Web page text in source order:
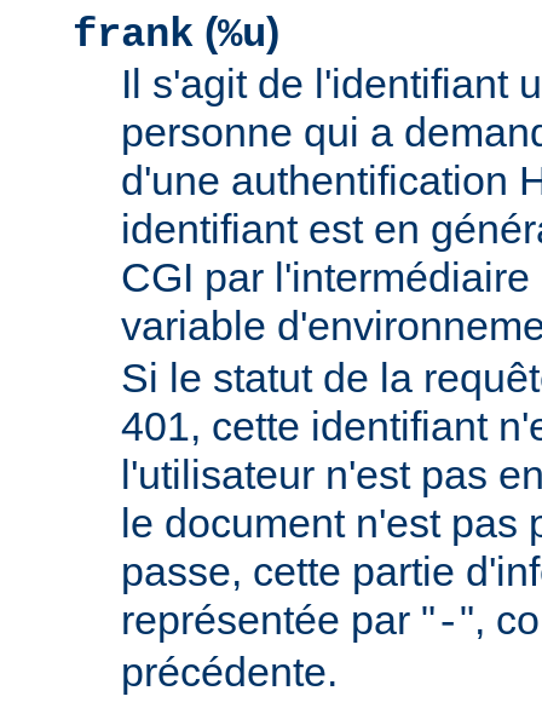
frank (%u)
Il s'agit de l'identifiant
personne qui a
d'une authentification
identifiant est en
CGI par
variable
Si le statut de la
401, cette identifiant
l'utilisateur n'est pas
le document n'est pas
passe, cette partie
représentée par "-",
précédente.